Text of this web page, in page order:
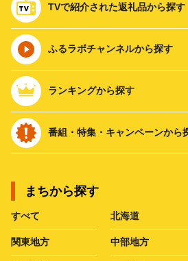
TVで紹介された返礼品から探す
ふるラボチャンネルから探す
ランキングから探す
番組・特集・キャンペーンから
まちから探す
すべて 北海道
関東地方 中部地方